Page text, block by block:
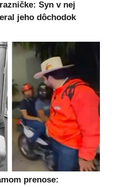
Syn v nej
jeho dôchodok
prenose: